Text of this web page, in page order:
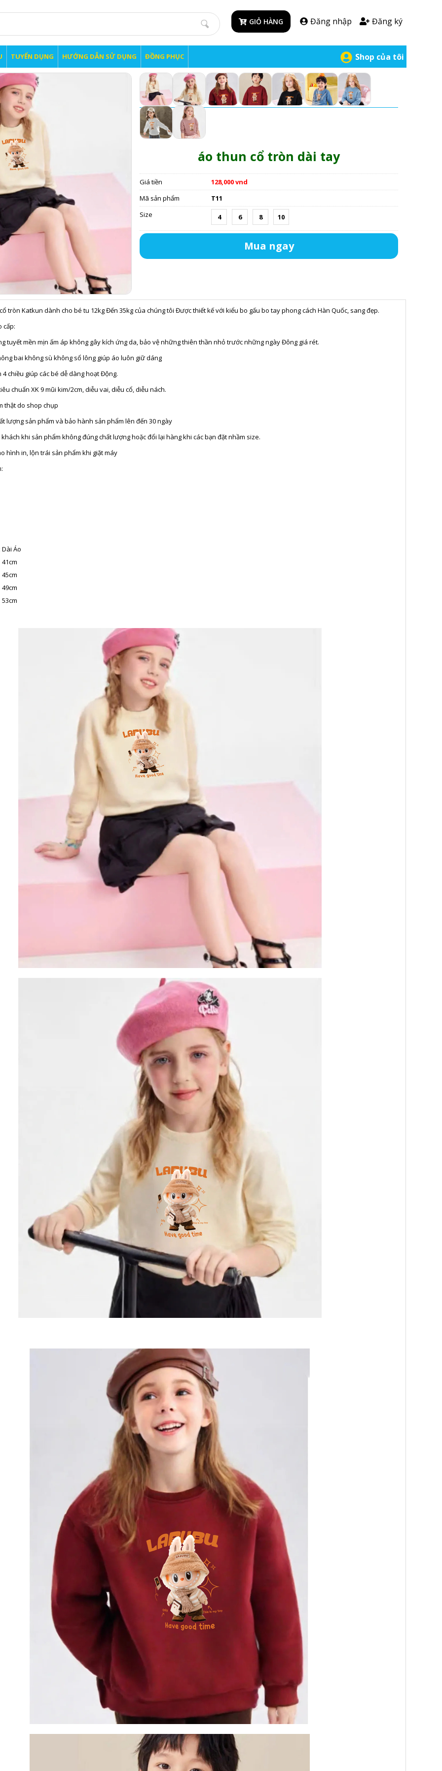
Đăng ký
Đăng nhập
GIỎ HÀNG
TUYỂN DỤNG HƯỚNG DẪN SỬ DỤNG ĐỒNG PHỤC Shop của tôi
áo thun cổ tròn dài tay
Giá tiền
128,000 vnd
Mã sản phẩm
T11
Size
4 6 8 10
Mua ngay
tròn Katkun dành cho bé tu 12kg Đến 35kg của chúng tôi Được thiết kế với kiểu bo gấu bo tay phong cách Hàn Quốc, sang đẹp.
cấp:
tuyết mền mịn ấm áp không gây kích ứng da, bảo vệ những thiên thần nhỏ trước những ngày Đông giá rét.
bai không sù không sổ lông giúp áo luôn giữ dáng
chiều giúp các bé dễ dàng hoạt Động.
chuẩn XK 9 mũi kim/2cm, diễu vai, diễu cổ, diễu nách.
thật do shop chụp
lượng sản phẩm và bảo hành sản phẩm lên đến 30 ngày
khi sản phẩm không đúng chất lượng hoặc đổi lại hàng khi các bạn đặt nhầm size.
hình in, lộn trái sản phẩm khi giặt máy
Dài Áo
41cm
45cm
49cm
53cm